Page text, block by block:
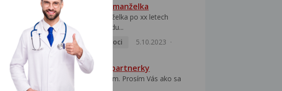
HPV pozitivní manželka
Dobrý den, manželka po xx letech
přivezla z Východu...
Pohlavní nemoci
5.10.2023
HPV typ 52 u partnerky
Dobrý deň prajem. Prosím Vás ako sa